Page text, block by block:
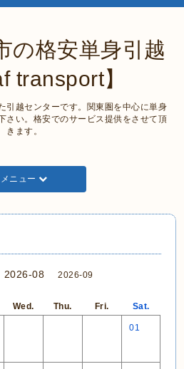
の格安単身引越
transport】
引越センターです。関東圏を中心に単身
さい。格安でのサービス提供をさせて頂
きます。
メニュー
2026-08 2026-09
Wed. Thu. Fri. Sat.
01